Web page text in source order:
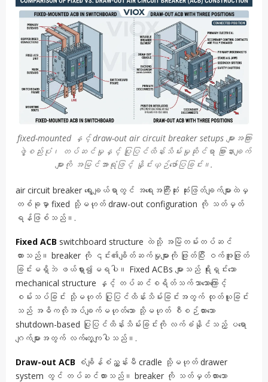
fixed-mounted နှင့် draw-out air circuit breaker setups များအကြား
ဖွဲ့စည်းပုံ၊ တပ်ဆင်မှုနှင့် ပြုပြင်ထိန်းသိမ်းမှုဆိုင်ရာ ခြားနားချက်
များကို အမြင်အာရုံဖြင့် နှိုင်းယှဉ်ဖော်ပြခြင်း။.
air circuit breaker ရွေးချယ်ရာတွင် အရေးအကြီးဆုံး ဆုံးဖြတ်ချက်များထဲမှ
တစ်ခုမှာ fixed သို့မဟုတ် draw-out configuration ကို သတ်မှတ်
ရန်ဖြစ်သည်။.
Fixed ACB switchboard structure ထဲသို့ အမြဲတမ်းတပ်ဆင်
ထားသည်။ breaker ကို ၎င်း၏ချိတ်ဆက်မှုများကို ဖြုတ်ပြီး ဝက်အူဖြုတ်
ခြင်းမရှိဘဲ ဖယ်ရှား၍မရပါ။ Fixed ACBs များသည် ရိုးရှင်းသော
mechanical structure နှင့် တပ်ဆင်စရိတ်သက်သာသောကြောင့်
စမ်းသပ်ခြင်း သို့မဟုတ် ပြုပြင်ထိန်းသိမ်းခြင်းအတွက် ထုတ်ယူခြင်း
သည် အဓိကလိုအပ်ချက်မဟုတ်သော သို့မဟုတ် စီစဉ်ထားသော
shutdown-based ပြုပြင်ထိန်းသိမ်းခြင်းကို လက်ခံနိုင်သည့် ပရော
ဂျက်များအတွက် လက်တွေ့ကျပါသည်။.
Draw-out ACB စံချိန်စံညွှန်းမီ cradle သို့မဟုတ် drawer
system တွင် တပ်ဆင်ထားသည်။ breaker ကို သတ်မှတ်ထားသော